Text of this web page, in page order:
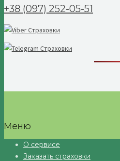
+38 (097) 252-05-51
Меню
О сервисе
Заказать страховки